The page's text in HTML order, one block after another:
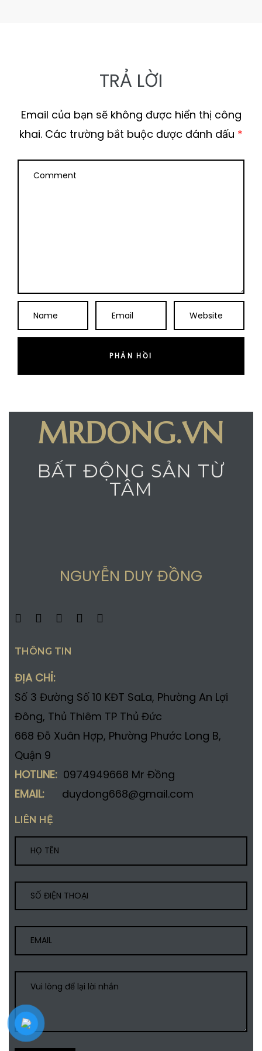
TRẢ LỜI
Email của bạn sẽ không được hiển thị công
khai. Các trường bắt buộc được đánh dấu *
MRDONG.VN
BẤT ĐỘNG SẢN TỪ
TÂM
NGUYỄN DUY ĐỒNG
THÔNG TIN
ĐỊA CHỈ:
Số 3 Đường Số 10 KĐT SaLa, Phường An Lợi
Đông, Thủ Thiêm TP Thủ Đức
668 Đỗ Xuân Hợp, Phường Phước Long B,
Quận 9
HOTLINE: 0974949668 Mr Đồng
EMAIL: duydong668@gmail.com
LIÊN HỆ